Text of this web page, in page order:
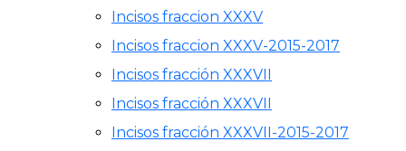
Incisos fraccion XXXV
Incisos fraccion XXXV-2015-2017
Incisos fracción XXXVII
Incisos fracción XXXVII
Incisos fracción XXXVII-2015-2017